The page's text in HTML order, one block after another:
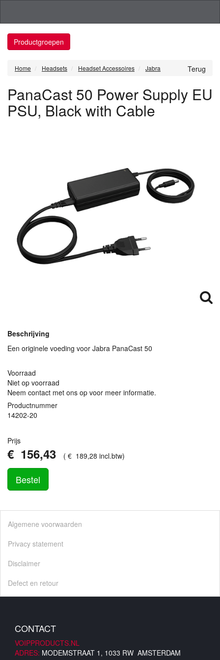
Productgroepen
Terug
Home Headsets Headset Accessoires Jabra
PanaCast 50 Power Supply EU
PSU, Black with Cable
Beschrijving
Een originele voeding voor Jabra PanaCast 50
Voorraad
Niet op voorraad
Neem contact met ons op voor meer informatie.
Productnummer
14202-20
Prijs
€ 156,43 ( € 189,28 incl.btw)
Bestel
Algemene voorwaarden
Privacy statement
Disclaimer
Defect en retour
CONTACT
VOIPPRODUCTS.NL
ADRES: MODEMSTRAAT 1, 1033 RW AMSTERDAM